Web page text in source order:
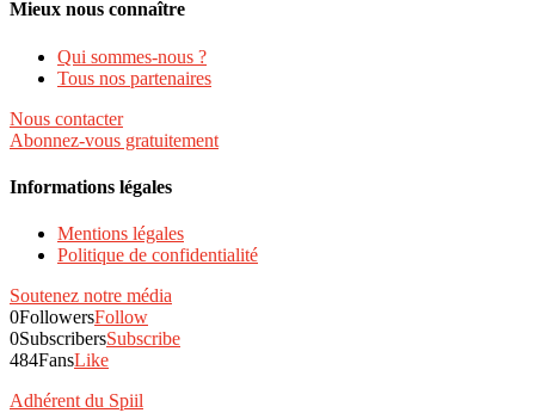
Mieux nous connaître
Qui sommes-nous ?
Tous nos partenaires
Nous contacter
Abonnez-vous gratuitement
Informations légales
Mentions légales
Politique de confidentialité
Soutenez notre média
0FollowersFollow
0SubscribersSubscribe
484FansLike
Adhérent du Spiil